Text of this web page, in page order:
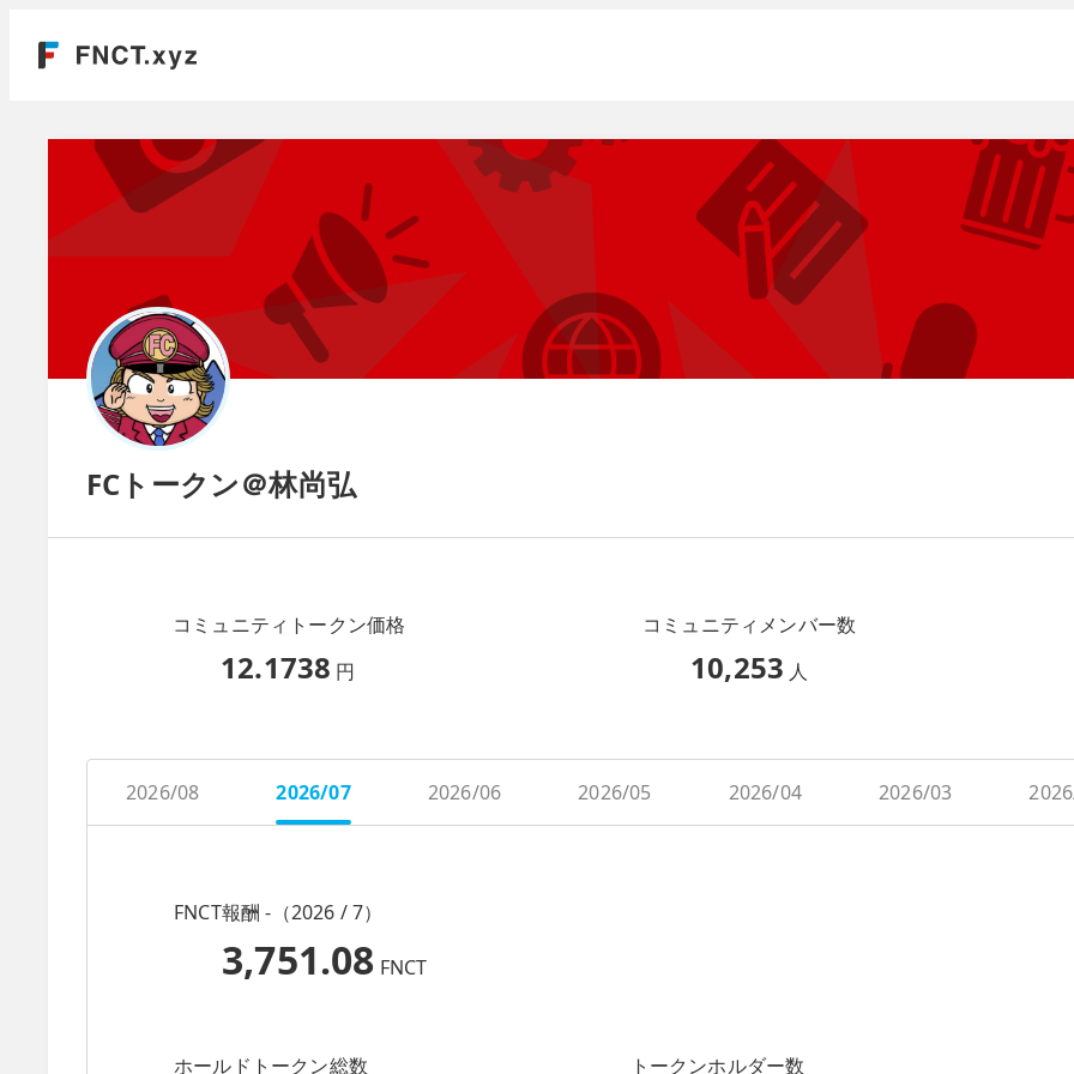
FCトークン＠林尚弘
コミュニティトークン価格
12.1738 円
コミュニティメンバー数
10,253 人
2026/08 2026/07 2026/06 2026/05 2026/04 2026/03
FNCT報酬 -（2026 / 7）
3,751.08 FNCT
ホールドトークン総数 トークンホルダー数